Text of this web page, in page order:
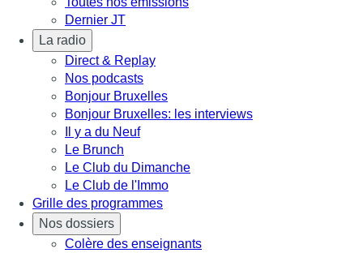
Dernier JT
La radio
Direct & Replay
Nos podcasts
Bonjour Bruxelles
Bonjour Bruxelles: les interviews
Il y a du Neuf
Le Brunch
Le Club du Dimanche
Le Club de l'Immo
Grille des programmes
Nos dossiers
Colère des enseignants